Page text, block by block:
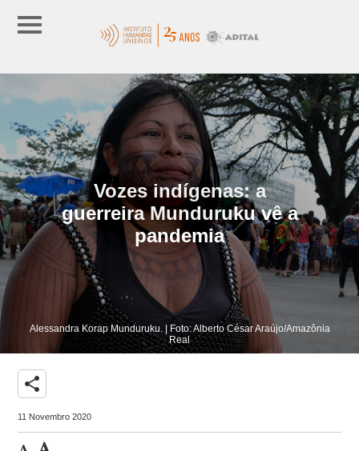
Vozes indígenas: a
guerreira Munduruku vê a
pandemia
Alessandra Korap Munduruku. | Foto: Alberto César Araújo/Amazônia
Real
share
11 Novembro 2020